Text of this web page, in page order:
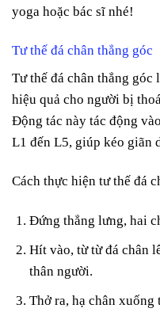
yoga hoặc bác sĩ nhé!
Tư thế đá chân thẳng góc
Tư thế đá chân thẳng
hiệu quả cho người bị
Động tác này tác động
L1 đến L5, giúp kéo giãn
Cách thực hiện tư thế đá
Đứng thẳng lưng, hai
Hít vào, từ từ đá chân
thân người.
Thở ra, hạ chân